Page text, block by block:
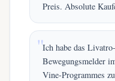
Preis. Absolute
Ich habe das
Bewegungsmelder
Vine-Programmes